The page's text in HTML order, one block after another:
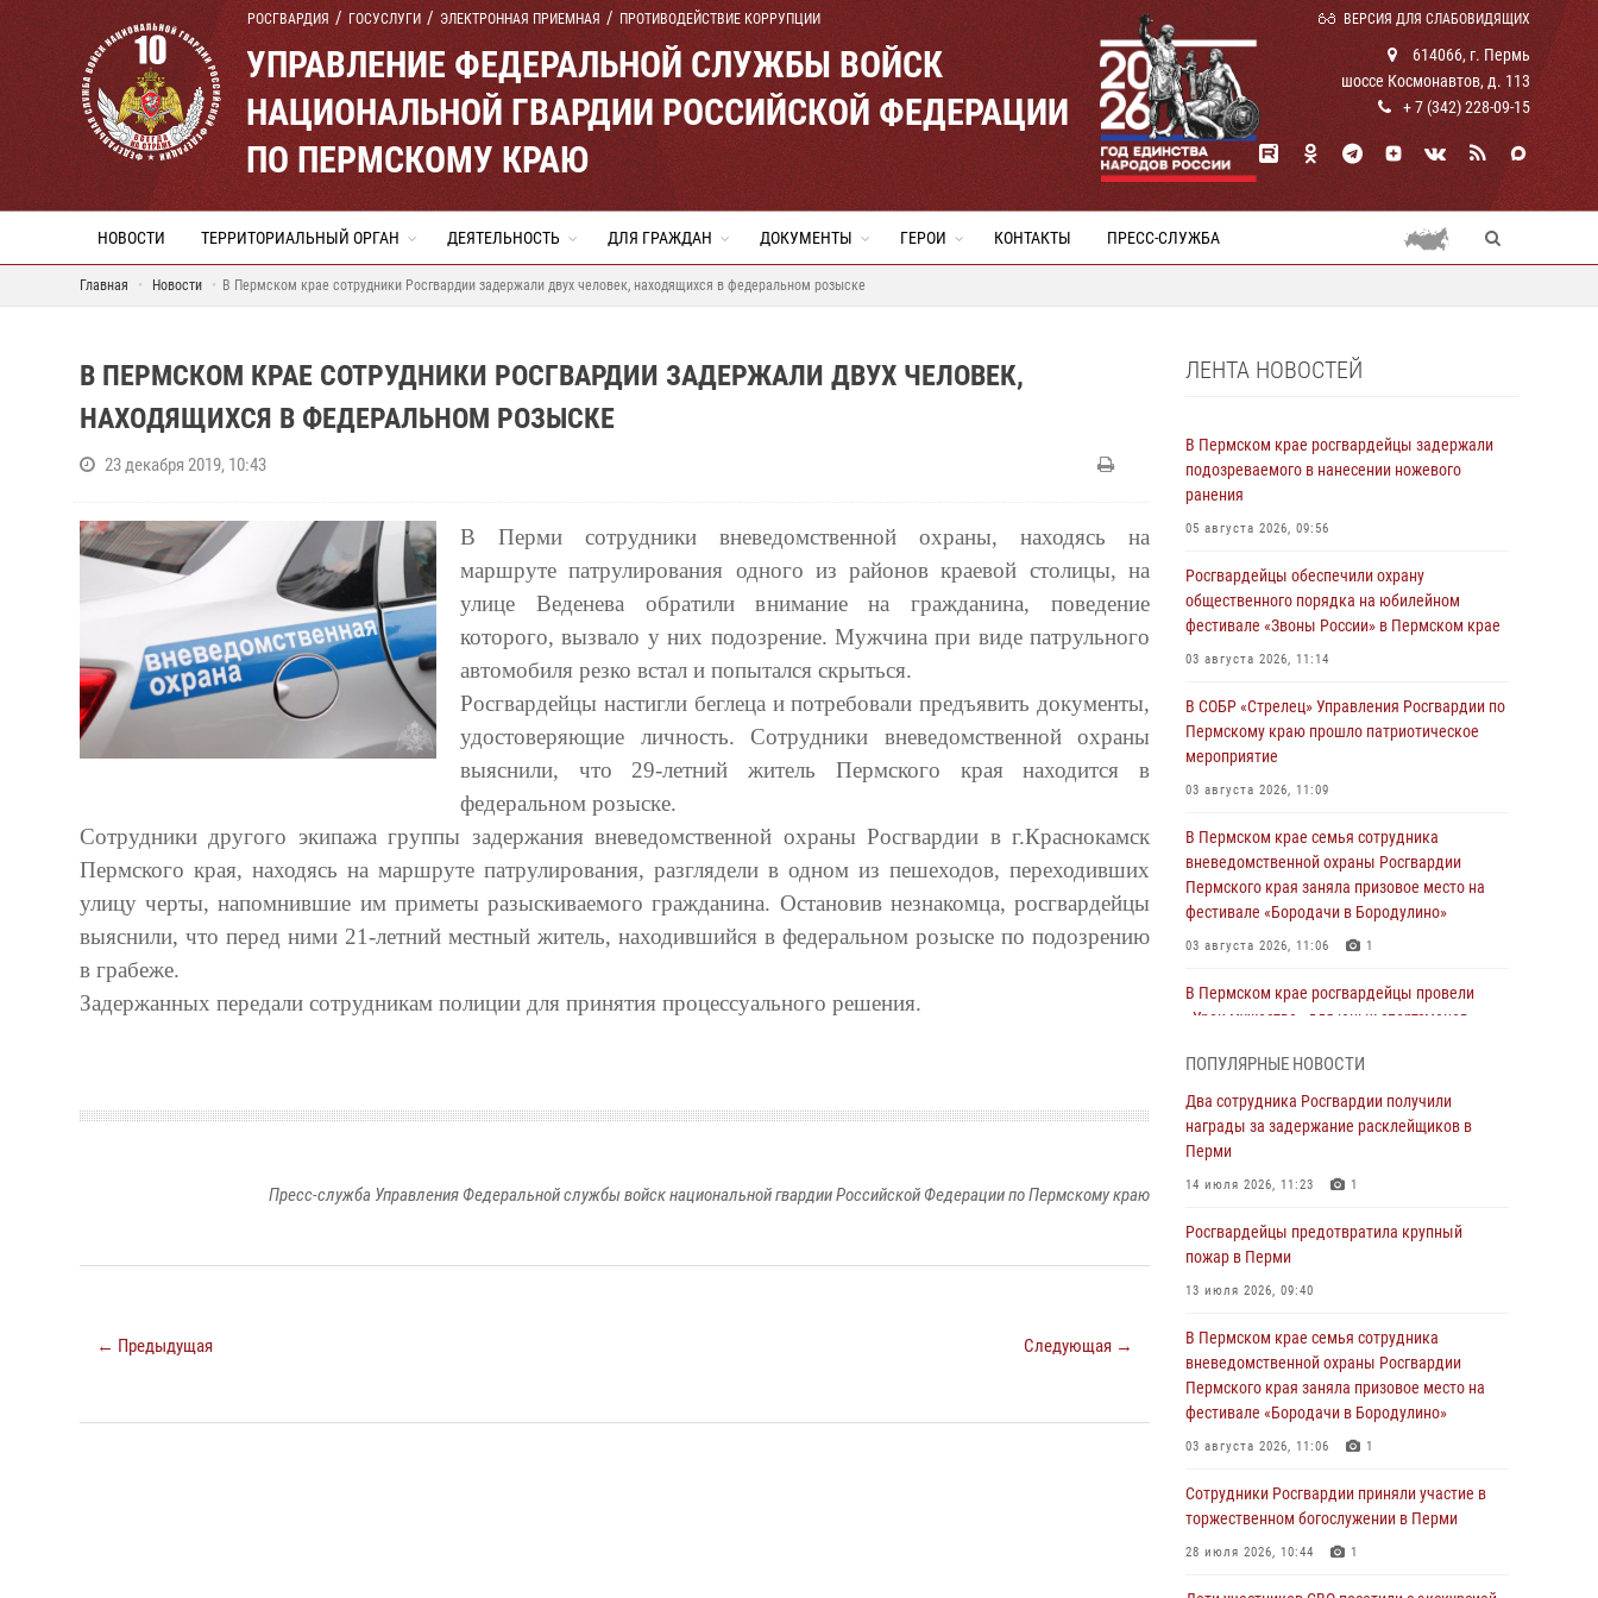
РОСГВАРДИЯ ГОСУСЛУГИ ЭЛЕКТРОННАЯ ПРИЕМНАЯ ПРОТИВОДЕЙСТВИЕ КОРРУПЦИИ ВЕРСИЯ ДЛЯ СЛАБОВИДЯЩИХ
УПРАВЛЕНИЕ ФЕДЕРАЛЬНОЙ СЛУЖБЫ ВОЙСК
НАЦИОНАЛЬНОЙ ГВАРДИИ РОССИЙСКОЙ ФЕДЕРАЦИИ
ПО ПЕРМСКОМУ КРАЮ
614066, г. Пермь
шоссе Космонавтов, д. 113
+ 7 (342) 228-09-15
НОВОСТИ ТЕРРИТОРИАЛЬНЫЙ ОРГАН ДЕЯТЕЛЬНОСТЬ ДЛЯ ГРАЖДАН ДОКУМЕНТЫ ГЕРОИ КОНТАКТЫ ПРЕСС-СЛУЖБА
Главная Новости В Пермском крае сотрудники Росгвардии задержали двух человек, находящихся в федеральном розыске
В ПЕРМСКОМ КРАЕ СОТРУДНИКИ РОСГВАРДИИ ЗАДЕРЖАЛИ ДВУХ ЧЕЛОВЕК,
НАХОДЯЩИХСЯ В ФЕДЕРАЛЬНОМ РОЗЫСКЕ
23 декабря 2019, 10:43
В Перми сотрудники вневедомственной охраны, находясь на
маршруте патрулирования одного из районов краевой столицы, на
улице Веденева обратили внимание на гражданина, поведение
которого, вызвало у них подозрение. Мужчина при виде патрульного
автомобиля резко встал и попытался скрыться.
Росгвардейцы настигли беглеца и потребовали предъявить документы,
удостоверяющие личность. Сотрудники вневедомственной охраны
выяснили, что 29-летний житель Пермского края находится в
федеральном розыске.
Сотрудники другого экипажа группы задержания вневедомственной охраны Росгвардии в г.Краснокамск
Пермского края, находясь на маршруте патрулирования, разглядели в одном из пешеходов, переходивших
улицу черты, напомнившие им приметы разыскиваемого гражданина. Остановив незнакомца, росгвардейцы
выяснили, что перед ними 21-летний местный житель, находившийся в федеральном розыске по подозрению
в грабеже.
Задержанных передали сотрудникам полиции для принятия процессуального решения.
Пресс-служба Управления Федеральной службы войск национальной гвардии Российской Федерации по Пермскому краю
← Предыдущая Следующая →
ЛЕНТА НОВОСТЕЙ
В Пермском крае росгвардейцы задержали
подозреваемого в нанесении ножевого
ранения
05 августа 2026, 09:56
Росгвардейцы обеспечили охрану
общественного порядка на юбилейном
фестивале «Звоны России» в Пермском крае
03 августа 2026, 11:14
В СОБР «Стрелец» Управления Росгвардии по
Пермскому краю прошло патриотическое
мероприятие
03 августа 2026, 11:09
В Пермском крае семья сотрудника
вневедомственной охраны Росгвардии
Пермского края заняла призовое место на
фестивале «Бородачи в Бородулино»
03 августа 2026, 11:06 1
В Пермском крае росгвардейцы провели
«Урок мужества» для юных спортсменов
Росгвардеец спас тонущую женщину в
Пермском крае
30 июля 2026, 05:19
торжественном богослужении в Перми
28 июля 2026, 10:44
при задержании участников преступной
группы в Пермском крае
28 июля 2026, 06:15
Сотрудник СОБР «Стрелец» провели встречу
Росгвардией»
24 июля 2026, 08:45 2
ПОПУЛЯРНЫЕ НОВОСТИ
Два сотрудника Росгвардии получили
награды за задержание расклейщиков в
Перми
14 июля 2026, 11:23 1
Росгвардейцы предотвратила крупный
пожар в Перми
13 июля 2026, 09:40
В Пермском крае семья сотрудника
вневедомственной охраны Росгвардии
Пермского края заняла призовое место на
фестивале «Бородачи в Бородулино»
03 августа 2026, 11:06 1
Сотрудники Росгвардии приняли участие в
торжественном богослужении в Перми
28 июля 2026, 10:44 1